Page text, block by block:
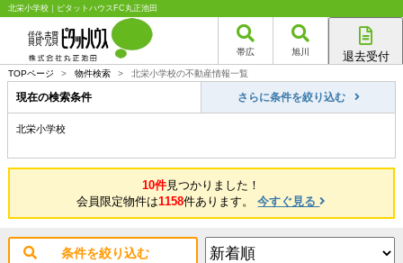
北栄小学校｜ピタットハウスFC丸正池田
帯広 旭川 退去受付
旭川店
TOPページ > 物件検索 > 北栄小学校の不動産情報一覧
現在の検索条件 さらに条件を絞り込む
北栄小学校
10件見つかりました！
会員限定物件は1158件あります。今すぐ見る
条件を絞り込む